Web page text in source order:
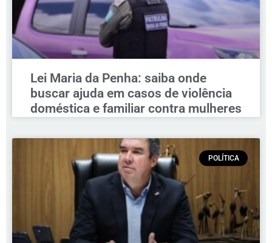
Lei Maria da Penha: saiba onde
buscar ajuda em casos de violência
doméstica e familiar contra mulheres
POLÍTICA